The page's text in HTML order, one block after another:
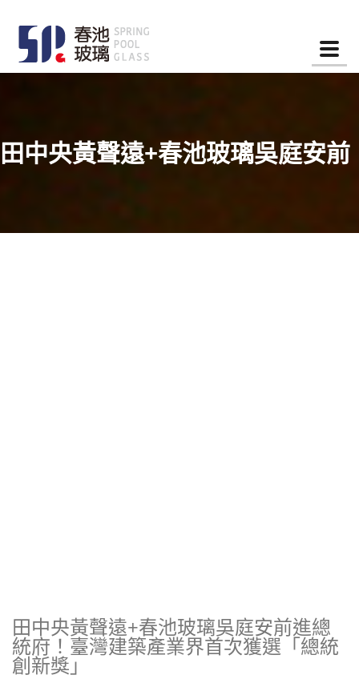
田中央黃聲遠+春池玻璃吳庭安前
田中央黃聲遠+春池玻璃吳庭安前進總
統府！臺灣建築產業界首次獲選「總統
創新獎」